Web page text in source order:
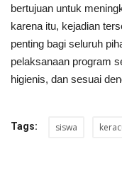
bertujuan untuk
karena itu, kejadian
penting bagi seluruh
pelaksanaan program
higienis, dan sesuai
Tags: siswa